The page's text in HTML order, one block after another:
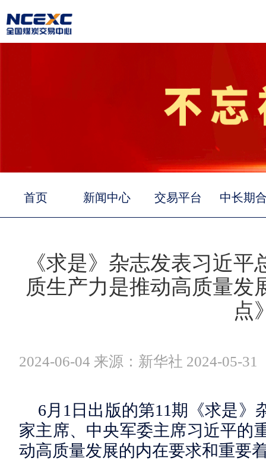
首页 新闻中心 交易平台 中长期
《求是》杂志发表习近
质生产力是推动高质量发
点
2024-06-04 来源：新华社 2024-05-31
6月1日出版的第11期《求是》
家主席、中央军委主席习近平的
动高质量发展的内在要求和重要